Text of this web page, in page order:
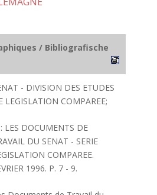
/ Bibliografische
- DIVISION DES ETUDES
LEGISLATION COMPAREE;
LES DOCUMENTS DE
DU SENAT - SERIE
COMPAREE.
1996. P. 7 - 9.